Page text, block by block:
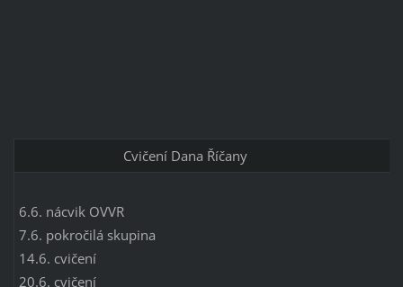
Cvičení Dana Říčany
6.6. nácvik OVVR
7.6. pokročilá skupina
14.6. cvičení
20.6. cvičení